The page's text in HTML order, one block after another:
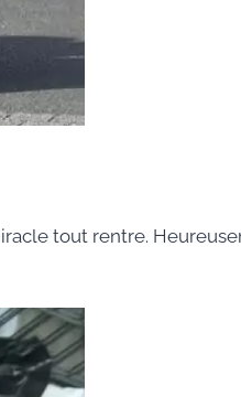
tout rentre.